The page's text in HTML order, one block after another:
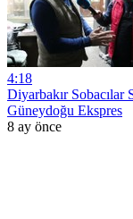
4:18
Diyarbakır Sobacılar
Güneydoğu Ekspres
8 ay önce